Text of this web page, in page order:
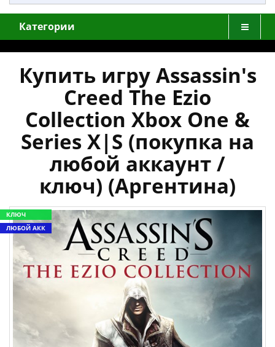
Категории
Купить игру Assassin's
Creed The Ezio
Collection Xbox One &
Series X|S (покупка на
любой аккаунт /
ключ) (Аргентина)
КЛЮЧ
ЛЮБОЙ АКК